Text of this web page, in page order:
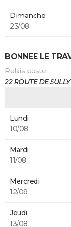
Dimanche
23/08
BONNEE LE
Relais poste
22 ROUTE DE
Lundi
10/08
Mardi
11/08
Mercredi
12/08
Jeudi
13/08